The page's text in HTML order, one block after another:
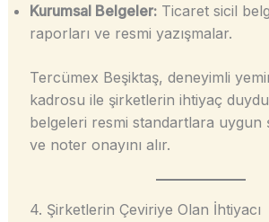
Kurumsal Belgeler:Ticaret sicil
raporları ve resmi yazışmalar.
Tercümex Beşiktaş, deneyimli
kadrosu ile şirketlerin ihtiyaç
belgeleri resmi standartlara uygun
ve noter onayını alır.
4. Şirketlerin Çeviriye Olan İhtiyacı